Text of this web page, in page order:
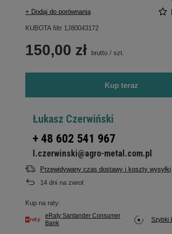
+ Dodaj do porównania
KUBOTA filtr 1J80043172
150,00 zł brutto /szt.
Kup teraz
Łukasz Czerwiński
+ 48 602 541 967
l.czerwinski@agro-metal.com.pl
Przewidywany czas dostawy i koszty wysyłki
14 dni na zwrot
Kup na raty:
eRaty Santander Consumer
Bank
Szybki